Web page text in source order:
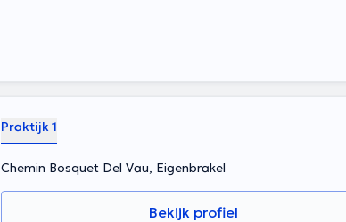
Praktijk 1
Chemin Bosquet Del Vau, Eigenbrakel
Bekijk profiel